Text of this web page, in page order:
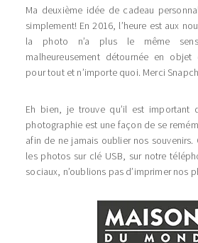
Ma deuxième idée de cadeau
simplement! En 2016, l’heure est aux
la photo n’a plus le même
malheureusement détournée en objet
pour tout et n’importe quoi. Merci
Eh bien, je trouve qu’il est important
photographie est une façon de se
afin de ne jamais oublier nos souvenirs.
les photos sur clé USB, sur notre
sociaux, n’oublions pas d’imprimer nos